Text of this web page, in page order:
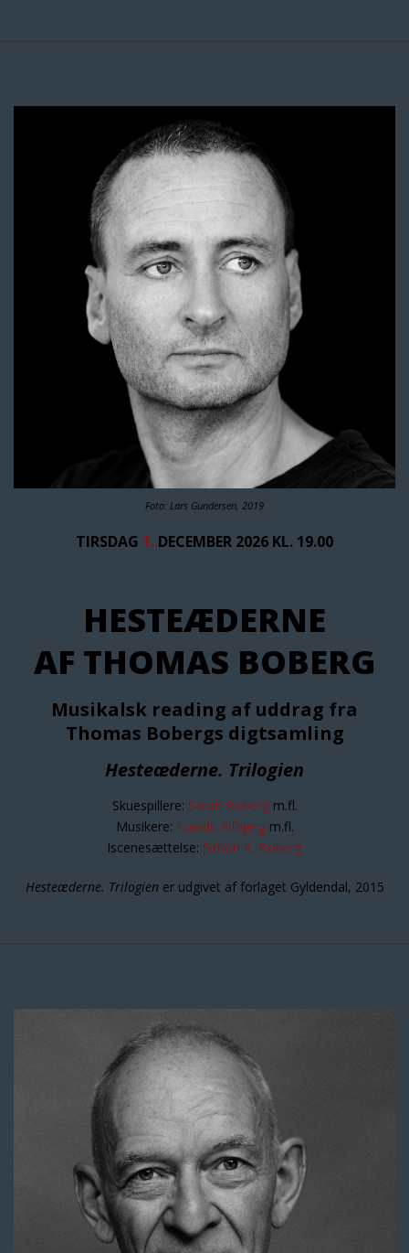
Foto: Lars Gundersen, 2019
TIRSDAG 1. DECEMBER 2026 KL. 19.00
HESTEÆDERNE
AF THOMAS BOBERG
Musikalsk reading af uddrag fra
Thomas Bobergs digtsamling
Hesteæderne. Trilogien
Skuespillere: Sarah Bobergm.fl.
Musikere: Frands Rifbjergm.fl.
Iscenesættelse: Simon K. Boberg
Hesteæderne. Trilogien er udgivet af forlaget Gyldendal, 2015